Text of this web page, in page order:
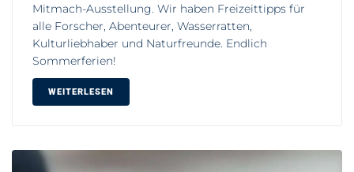
Mitmach-Ausstellung. Wir haben Freizeittipps für
alle Forscher, Abenteurer, Wasserratten,
Kulturliebhaber und Naturfreunde. Endlich
Sommerferien!
WEITERLESEN